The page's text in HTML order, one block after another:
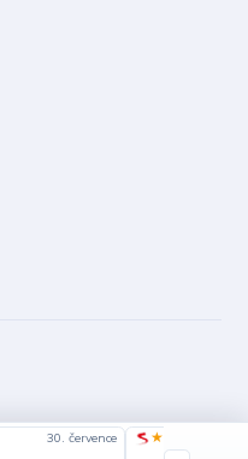
30. července
★★★★★